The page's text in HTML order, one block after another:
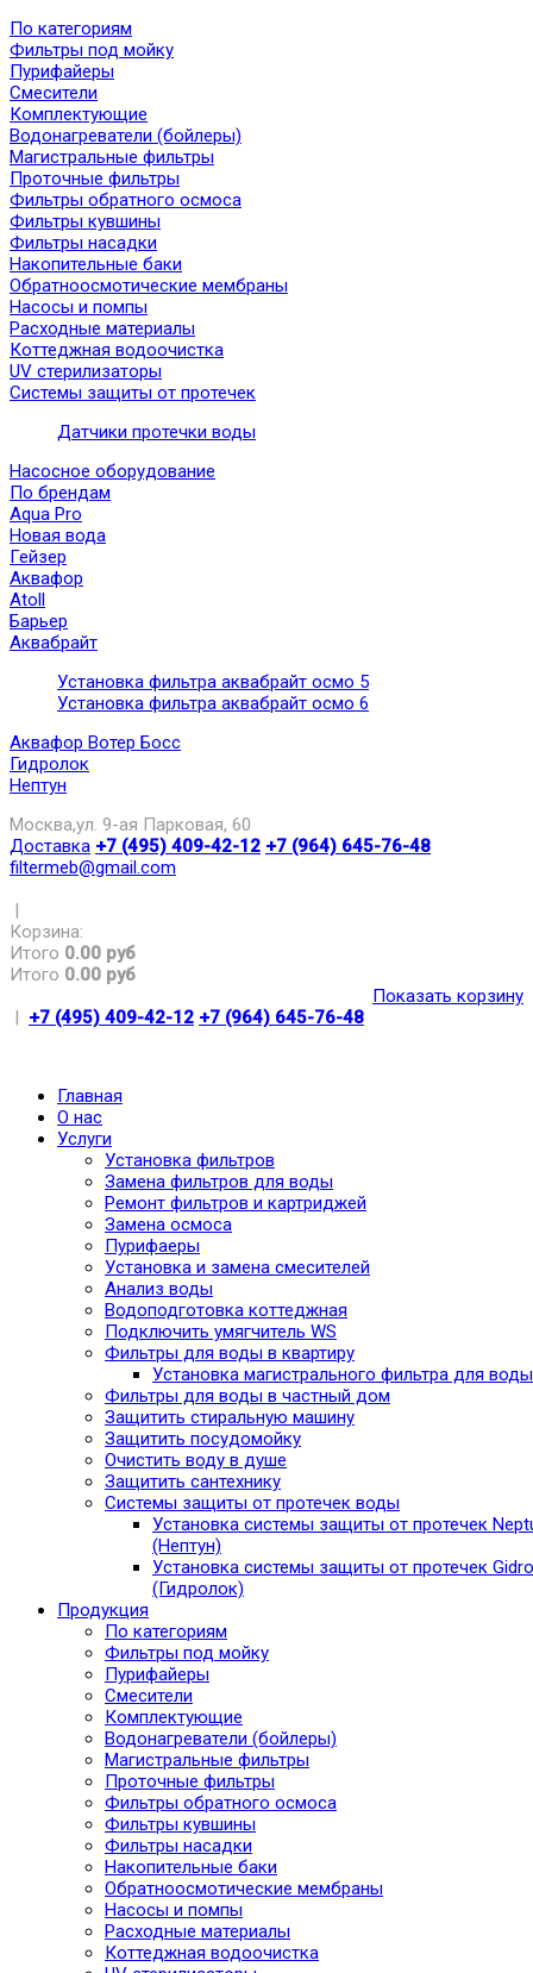
По категориям
Фильтры под мойку
Пурифайеры
Смесители
Комплектующие
Водонагреватели (бойлеры)
Магистральные фильтры
Проточные фильтры
Фильтры обратного осмоса
Фильтры кувшины
Фильтры насадки
Накопительные баки
Обратноосмотические мембраны
Насосы и помпы
Расходные материалы
Коттеджная водоочистка
UV стерилизаторы
Системы защиты от протечек
Датчики протечки воды
Насосное оборудование
По брендам
Aqua Pro
Новая вода
Гейзер
Аквафор
Atoll
Барьер
Аквабрайт
Установка фильтра аквабрайт осмо 5
Установка фильтра аквабрайт осмо 6
Аквафор Вотер Босс
Гидролок
Нептун
Москва,ул. 9-ая Парковая, 60
Доставка +7 (495) 409-42-12 +7 (964) 645-76-48
filtermeb@gmail.com
|
Корзина:
Итого 0.00 руб
Итого 0.00 руб
Показать корзину
| +7 (495) 409-42-12 +7 (964) 645-76-48
Главная
О нас
Услуги
Установка фильтров
Замена фильтров для воды
Ремонт фильтров и картриджей
Замена осмоса
Пурифаеры
Установка и замена смесителей
Анализ воды
Водоподготовка коттеджная
Подключить умягчитель WS
Фильтры для воды в квартиру
Установка магистрального фильтра для воды
Фильтры для воды в частный дом
Защитить стиральную машину
Защитить посудомойку
Очистить воду в душе
Защитить сантехнику
Системы защиты от протечек воды
Установка системы защиты от протечек
(Нептун)
Установка системы защиты от протечек
(Гидролок)
Продукция
По категориям
Фильтры под мойку
Пурифайеры
Смесители
Комплектующие
Водонагреватели (бойлеры)
Магистральные фильтры
Проточные фильтры
Фильтры обратного осмоса
Фильтры кувшины
Фильтры насадки
Накопительные баки
Обратноосмотические мембраны
Насосы и помпы
Расходные материалы
Коттеджная водоочистка